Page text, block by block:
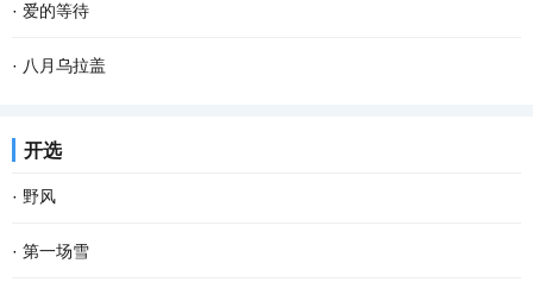
· 爱的等待
· 八月乌拉盖
开选
· 野风
· 第一场雪